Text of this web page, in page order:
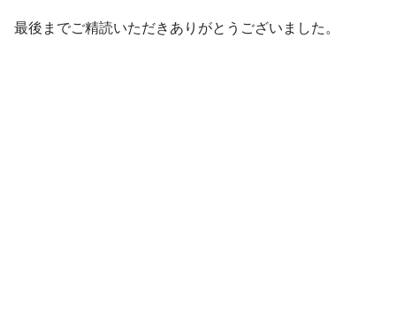
最後までご精読いただきありがとうございました。